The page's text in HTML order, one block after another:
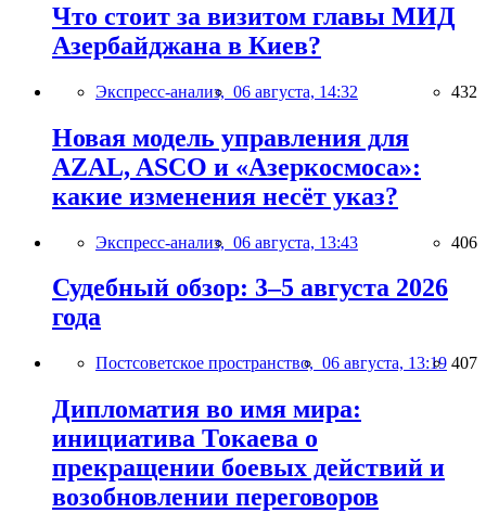
Что стоит за визитом главы МИД
Азербайджана в Киев?
Экспресс-анализ, 06 августа, 14:32 432
Новая модель управления для
AZAL, ASCO и «Азеркосмоса»:
какие изменения несёт указ?
Экспресс-анализ, 06 августа, 13:43 406
Судебный обзор: 3–5 августа 2026
года
Постсоветское пространство, 06 августа, 13:19 407
Дипломатия во имя мира:
инициатива Токаева о
прекращении боевых действий и
возобновлении переговоров